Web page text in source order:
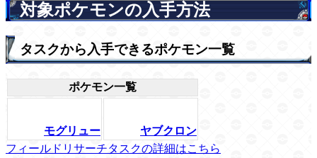
対象ポケモンの入手方法
タスクから入手できるポケモン一覧
ポケモン一覧
モグリュー
ヤブクロン
フィールドリサーチタスクの詳細はこちら